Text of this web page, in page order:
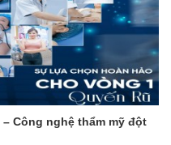
Công nghệ thẩm mỹ đột